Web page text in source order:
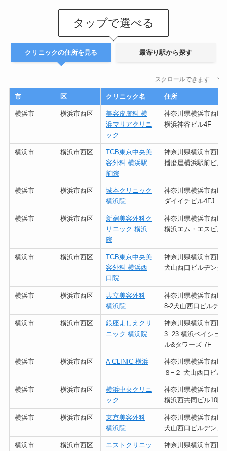
タップで選べる
クリニックの住所を見る 最寄り駅から探す
スクロールできます
市 区 クリニック名 住所
横浜市 横浜市西区
美容皮膚科 横
浜マリアクリニ
ック
神奈川県横浜市西区
横浜神谷ビル4F
横浜市 横浜市西区
TCB東京中央美
容外科 横浜駅
前院
神奈川県横浜市西区
播磨屋横浜駅前ビル
横浜市 横浜市西区
城本クリニック
横浜院
神奈川県横浜市西区
ダイイチビル4FJ
横浜市 横浜市西区
新宿美容外科ク
リニック 横浜
院
神奈川県横浜市西区
横浜エム・エスビル
横浜市 横浜市西区
TCB東京中央美
容外科 横浜西
口院
神奈川県横浜市西区
犬山西口ビルヂング
横浜市 横浜市西区
共立美容外科
横浜院
神奈川県横浜市西区
8-2犬山西口ビルヂ
横浜市 横浜市西区
銀座よしえクリ
ニック 横浜院
神奈川県横浜市西区
3−23 横浜ベイシェ
ル&タワーズ 7F
横浜市 横浜市西区 A CLINIC 横浜
神奈川県横浜市西区
８−２ 犬山西口ビル
横浜市 横浜市西区
横浜中央クリニ
ック
神奈川県横浜市西区
横浜西共同ビル10階
横浜市 横浜市西区
東京美容外科
横浜院
神奈川県横浜市西区
犬山西口ビルヂング
横浜市 横浜市西区
エストクリニッ
神奈川県横浜市西区